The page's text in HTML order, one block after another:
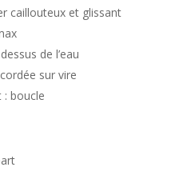
caillouteux et glissant
de l’eau
sur vire
: boucle